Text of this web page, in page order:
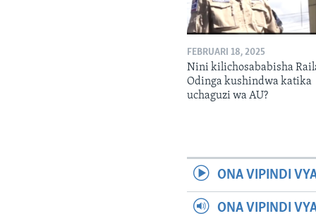
FEBRUARI 18, 2025
Nini kilichosababisha
Odinga kushindwa katika
uchaguzi wa AU?
ONA VIPINDI
ONA VIPINDI